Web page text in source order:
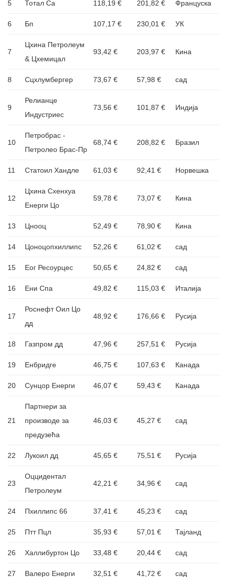
5 Тотал Са 118,19 € 201,82 € Француска
6 Бп 107,17 € 230,01 € УК
7
Цхина Петролеум
& Цхемицал
93,42 € 203,97 € Кина
8 Сцхлумбергер 73,67 € 57,98 € сад
9
Релианце
Индустриес
73,56 € 101,87 € Индија
10
Петробрас -
Петролео Брас-Пр
68,74 € 208,82 € Бразил
11 Статоил Хандле 61,03 € 92,41 € Норвешка
12
Цхина Схенхуа
Енерги Цо
59,78 € 73,07 € Кина
13 Цнооц 52,49 € 78,90 € Кина
14 Цоноцопхиллипс 52,26 € 61,02 € сад
15 Еог Ресоурцес 50,65 € 24,82 € сад
16 Ени Спа 49,82 € 115,03 € Италија
17
Роснефт Оил Цо
дд
48,92 € 176,66 € Русија
18 Газпром дд 47,96 € 257,51 € Русија
19 Енбридге 46,75 € 107,63 € Канада
20 Сунцор Енерги 46,07 € 59,43 € Канада
21
Партнери за
производе за
предузећа
46,03 € 45,27 € сад
22 Лукоил дд 45,65 € 75,51 € Русија
23
Оццидентал
Петролеум
42,21 € 34,96 € сад
24 Пхиллипс 66 37,41 € 45,23 € сад
25 Птт Пцл 35,93 € 57,01 € Тајланд
26 Халлибуртон Цо 33,48 € 20,44 € сад
27 Валеро Енерги 32,51 € 41,72 € сад